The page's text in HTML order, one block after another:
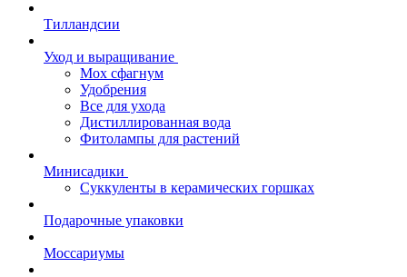
Тилландсии
Уход и выращивание
Мох сфагнум
Удобрения
Все для ухода
Дистиллированная вода
Фитолампы для растений
Минисадики
Суккуленты в керамических горшках
Подарочные упаковки
Моссариумы